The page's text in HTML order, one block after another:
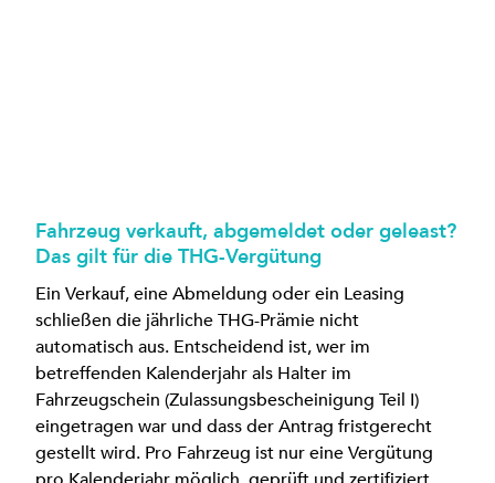
Fahrzeug verkauft, abgemeldet oder geleast?
Das gilt für die THG-Vergütung
Ein Verkauf, eine Abmeldung oder ein Leasing
schließen die jährliche THG-Prämie nicht
automatisch aus. Entscheidend ist, wer im
betreffenden Kalenderjahr als Halter im
Fahrzeugschein (Zulassungsbescheinigung Teil I)
eingetragen war und dass der Antrag fristgerecht
gestellt wird. Pro Fahrzeug ist nur eine Vergütung